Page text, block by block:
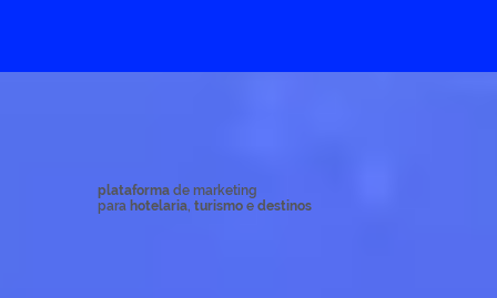
plataformade marketing
para hotelaria, turismoe destinos